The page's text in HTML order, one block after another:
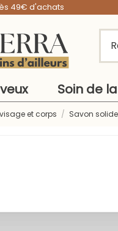
49€ d'achats
Soin de
et corps Savon solide